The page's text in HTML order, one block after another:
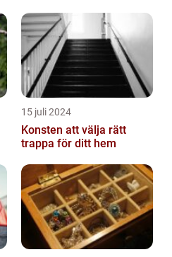
15 juli 2024
Konsten att välja rätt
trappa för ditt hem